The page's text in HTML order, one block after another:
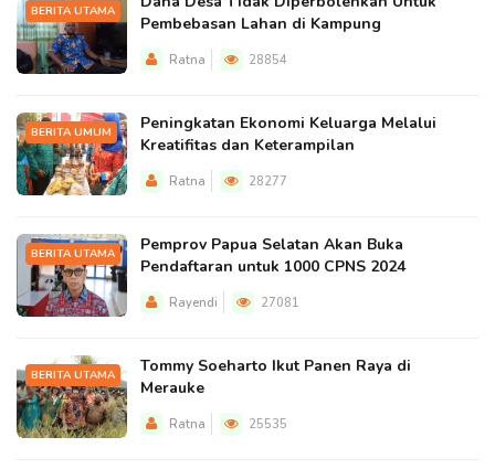
BERITA UTAMA
Pembebasan Lahan di Kampung
Ratna 28854
BERITA UMUM
Peningkatan Ekonomi Keluarga Melalui
Kreatifitas dan Keterampilan
Ratna 28277
BERITA UTAMA
Pemprov Papua Selatan Akan Buka
Pendaftaran untuk 1000 CPNS 2024
Rayendi 27081
BERITA UTAMA
Tommy Soeharto Ikut Panen Raya di
Merauke
Ratna 25535